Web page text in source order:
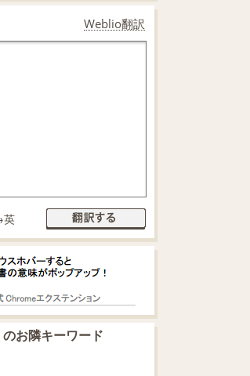
Weblio翻訳
のお隣キーワード